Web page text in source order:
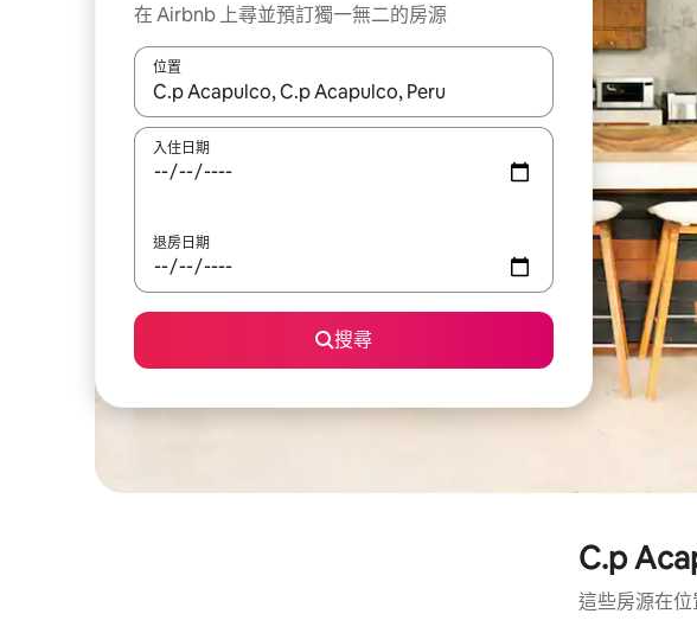
在 Airbnb 上尋並預訂獨一無二的房源
位置
如有搜尋結果，瀏覽內容時請使用上下箭頭，或輕點、滑動裝置。
入住日期
退房日期
搜尋
C.p
這些房源在